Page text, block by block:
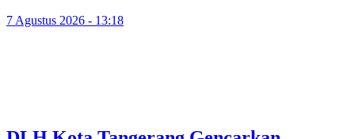
7 Agustus 2026 - 13:18